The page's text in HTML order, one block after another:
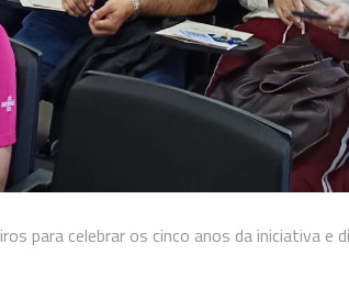
para celebrar os cinco anos da iniciativa e